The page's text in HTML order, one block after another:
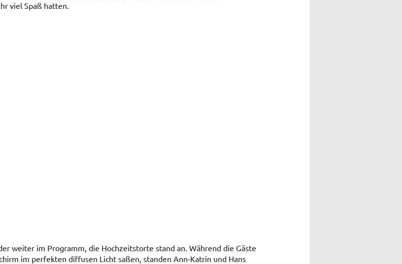
viel Spaß hatten.
weiter im Programm, die Hochzeitstorte stand an. Während die Gäste
im perfekten diffusen Licht saßen, standen Ann-Katrin und Hans